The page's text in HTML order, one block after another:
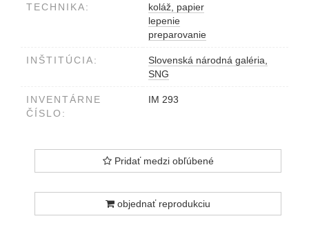
TECHNIKA:
koláž, papier
lepenie
preparovanie
INŠTITÚCIA:
Slovenská národná galéria,
SNG
INVENTÁRNE
ČÍSLO:
IM 293
Pridať medzi obľúbené
objednať reprodukciu